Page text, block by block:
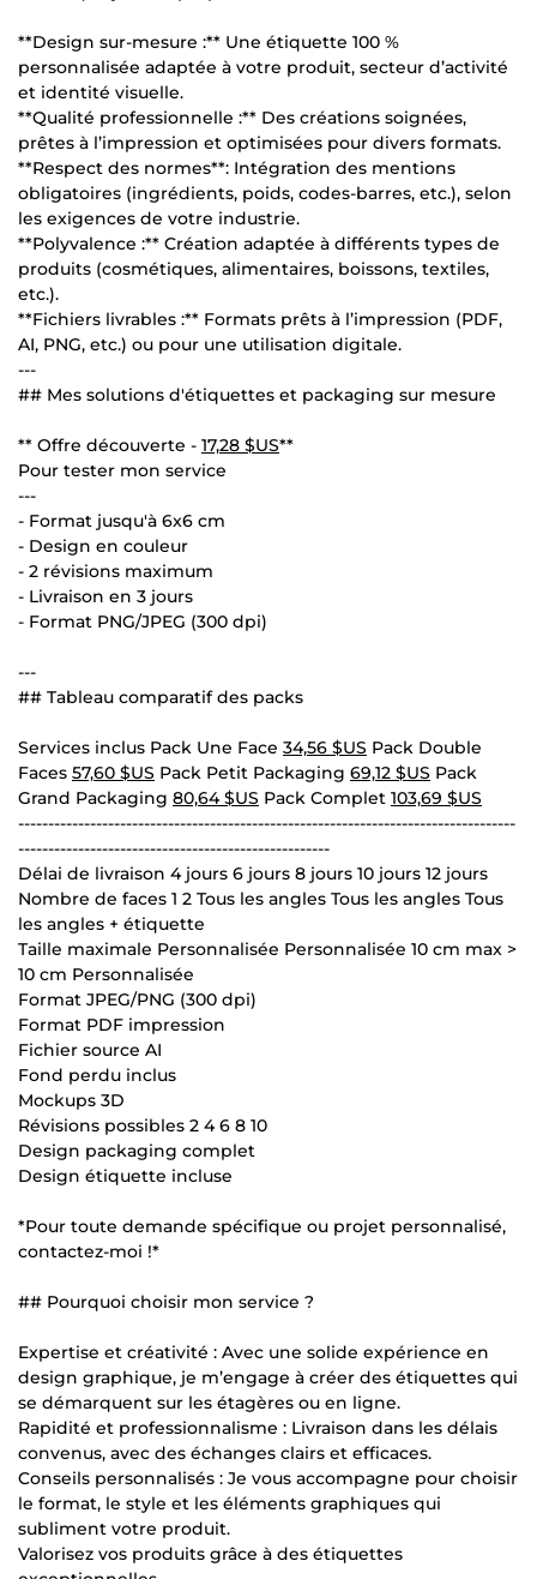
**Design sur-mesure :** Une étiquette 100 %
personnalisée adaptée à votre produit, secteur d’activité
et identité visuelle.
**Qualité professionnelle :** Des créations soignées,
prêtes à l’impression et optimisées pour divers formats.
**Respect des normes**: Intégration des mentions
obligatoires (ingrédients, poids, codes-barres, etc.), selon
les exigences de votre industrie.
**Polyvalence :** Création adaptée à différents types de
produits (cosmétiques, alimentaires, boissons, textiles,
etc.).
**Fichiers livrables :** Formats prêts à l’impression (PDF,
AI, PNG, etc.) ou pour une utilisation digitale.
---
## Mes solutions d'étiquettes et packaging sur mesure
** Offre découverte - 17,28 $US**
Pour tester mon service
---
- Format jusqu'à 6x6 cm
- Design en couleur
- 2 révisions maximum
- Livraison en 3 jours
- Format PNG/JPEG (300 dpi)
---
## Tableau comparatif des packs
Services inclus Pack Une Face 34,56 $US Pack Double
Faces 57,60 $US Pack Petit Packaging 69,12 $US Pack
Grand Packaging 80,64 $US Pack Complet 103,69 $US
-----------------------------------------------------------------------------------
----------------------------------------------------
Délai de livraison 4 jours 6 jours 8 jours 10 jours 12 jours
Nombre de faces 1 2 Tous les angles Tous les angles Tous
les angles + étiquette
Taille maximale Personnalisée Personnalisée 10 cm max >
10 cm Personnalisée
Format JPEG/PNG (300 dpi)
Format PDF impression
Fichier source AI
Fond perdu inclus
Mockups 3D
Révisions possibles 2 4 6 8 10
Design packaging complet
Design étiquette incluse
*Pour toute demande spécifique ou projet personnalisé,
contactez-moi !*
## Pourquoi choisir mon service ?
Expertise et créativité : Avec une solide expérience en
design graphique, je m’engage à créer des étiquettes qui
se démarquent sur les étagères ou en ligne.
Rapidité et professionnalisme : Livraison dans les délais
convenus, avec des échanges clairs et efficaces.
Conseils personnalisés : Je vous accompagne pour choisir
le format, le style et les éléments graphiques qui
subliment votre produit.
Valorisez vos produits grâce à des étiquettes